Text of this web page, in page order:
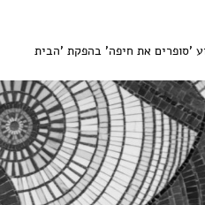
ארוע 'סופרים את חיפה' בהפקת 'הבית